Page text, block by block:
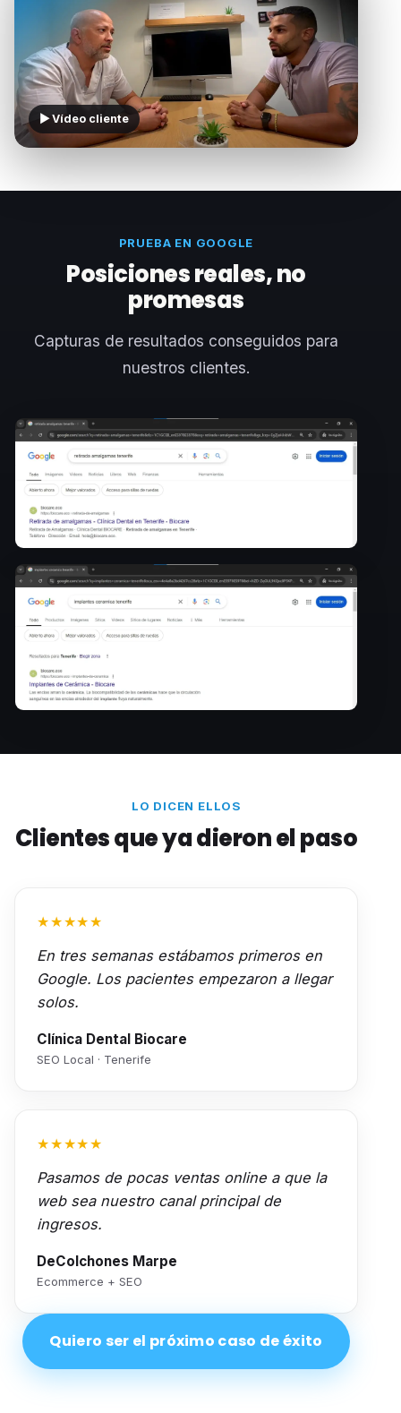
▶ Vídeo cliente
PRUEBA EN GOOGLE
Posiciones reales, no
promesas
Capturas de resultados conseguidos para
nuestros clientes.
LO DICEN ELLOS
Clientes que ya dieron el paso
★★★★★
En tres semanas estábamos primeros en
Google. Los pacientes empezaron a llegar
solos.
Clínica Dental Biocare
SEO Local · Tenerife
★★★★★
Pasamos de pocas ventas online a que la
web sea nuestro canal principal de
ingresos.
DeColchones Marpe
Ecommerce + SEO
Quiero ser el próximo caso de éxito